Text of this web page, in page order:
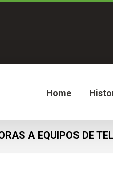
Home
A EQUIPOS DE